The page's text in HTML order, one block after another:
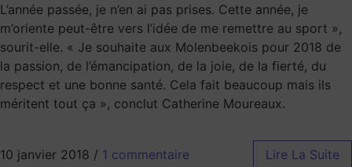
L’année passée, je n’en ai pas prises. Cette année, je
m’oriente peut-être vers l’idée de me remettre au sport »,
sourit-elle. « Je souhaite aux Molenbeekois pour 2018 de
la passion, de l’émancipation, de la joie, de la fierté, du
respect et une bonne santé. Cela fait beaucoup mais ils
méritent tout ça », conclut Catherine Moureaux.
10 janvier 2018 / 1 commentaire Lire La Suite